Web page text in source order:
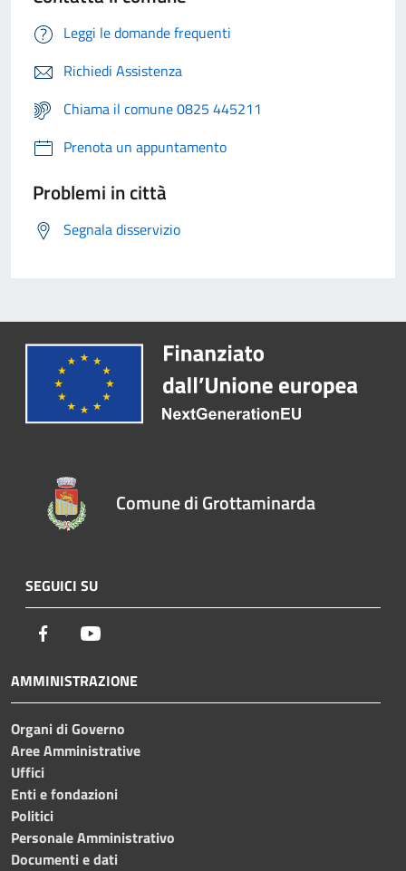
Leggi le domande frequenti
Richiedi Assistenza
Chiama il comune 0825 445211
Prenota un appuntamento
Problemi in città
Segnala disservizio
Comune di Grottaminarda
SEGUICI SU
Facebook
AMMINISTRAZIONE
Organi di Governo
Aree Amministrative
Uffici
Enti e fondazioni
Politici
Personale Amministrativo
Documenti e dati